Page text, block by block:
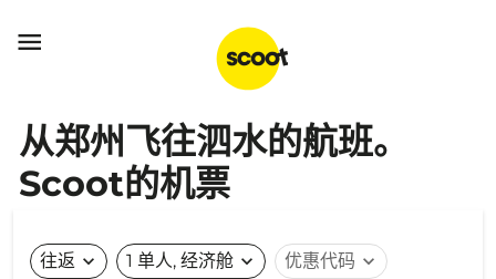

从郑州飞往泗水的航班。
Scoot的机票
往返 expand_more 1 单人, 经济舱 expand_more 优惠代码 expand_more